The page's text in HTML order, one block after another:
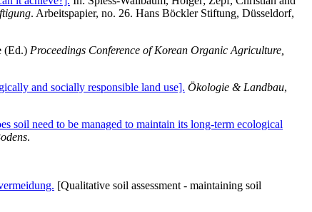
. Arbeitspapier, no. 26. Hans Böckler Stiftung, Düsseldorf,
(Ed.) Proceedings Conference of Korean Organic Agriculture,
and socially responsible land use]. Ökologie & Landbau,
soil need to be managed to maintain its long-term ecological
.
[Qualitative soil assessment - maintaining soil